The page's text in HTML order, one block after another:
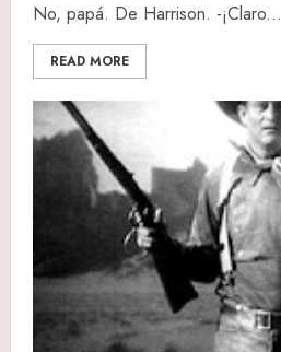
No, papá. De Harrison. -¡Claro...
READ MORE